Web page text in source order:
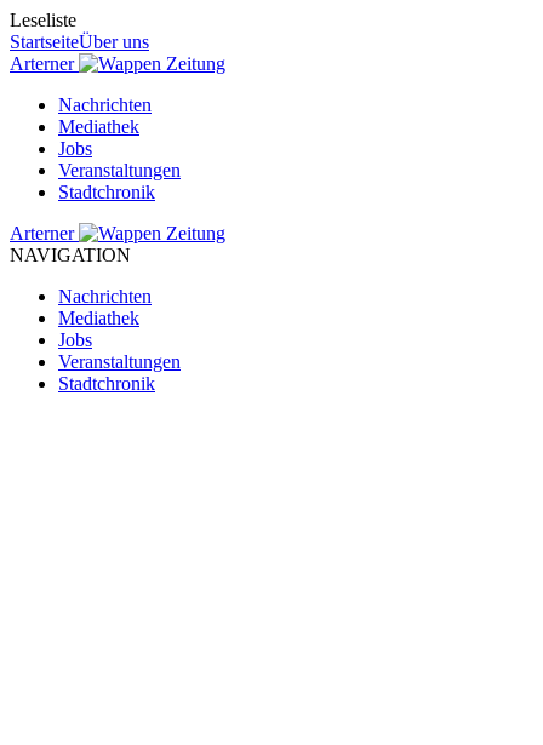
Leseliste
StartseiteÜber uns
Arterner
Zeitung
Nachrichten
Mediathek
Jobs
Veranstaltungen
Stadtchronik
Arterner
Zeitung
NAVIGATION
Nachrichten
Mediathek
Jobs
Veranstaltungen
Stadtchronik